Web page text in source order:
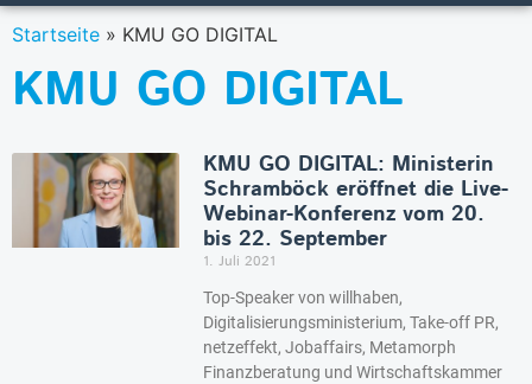
Startseite » KMU GO DIGITAL
KMU GO DIGITAL
KMU GO DIGITAL: Ministerin
Schramböck eröffnet die Live-
Webinar-Konferenz vom 20.
bis 22. September
1. Juli 2021
Top-Speaker von willhaben,
Digitalisierungsministerium, Take-off PR,
netzeffekt, Jobaffairs, Metamorph
Finanzberatung und Wirtschaftskammer